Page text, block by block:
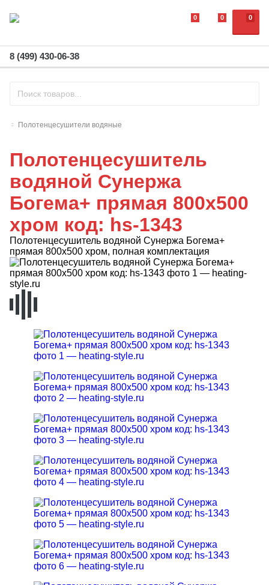
0
0 0
8 (499) 430-06-38
Полотенцесушители водяные
Полотенцесушитель
водяной Сунержа
Богема+ прямая 800x500
хром код: hs-1343
Полотенцесушитель водяной Сунержа Богема+
прямая 800x500 хром, полная комплектация